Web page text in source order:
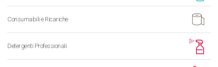
Consumabili e Ricariche
Detergenti Professionali